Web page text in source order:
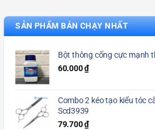
SẢN PHẨM BÁN CHẠY NHẤT
Bột thông cống cực mạnh
60.000₫
Combo 2 kéo tạo kiểu tóc
Scd3939
79.700₫